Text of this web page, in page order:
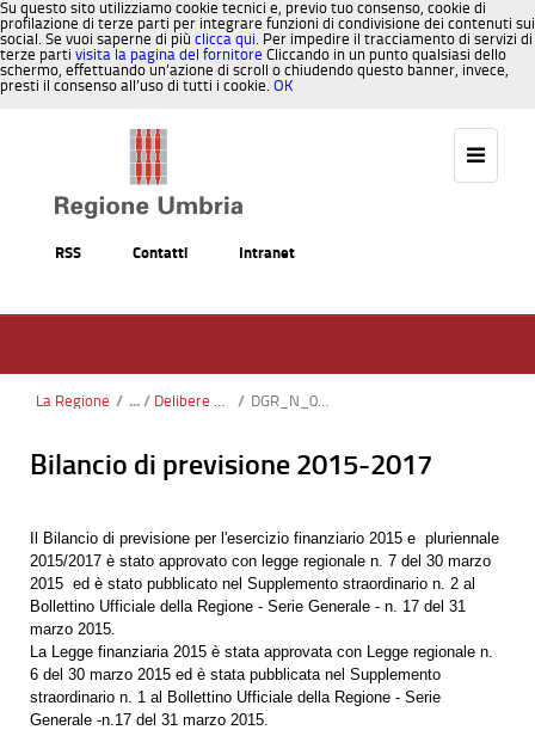
Su questo sito utilizziamo cookie tecnici e, previo tuo consenso, cookie di
profilazione di terze parti per integrare funzioni di condivisione dei contenuti sui
social. Se vuoi saperne di più clicca qui. Per impedire il tracciamento di servizi di
terze parti visita la pagina del fornitore Cliccando in un punto qualsiasi dello
schermo, effettuando un’azione di scroll o chiudendo questo banner, invece,
presti il consenso all’uso di tutti i cookie. OK
RSS Contatti Intranet
La Regione / Delibere di variazione / DGR_N_0981_31_08_2015.pdf
Bilancio di previsione 2015-2017
Il Bilancio di previsione per l'esercizio finanziario 2015 e pluriennale
2015/2017 è stato approvato con legge regionale n. 7 del 30 marzo
2015 ed è stato pubblicato nel Supplemento straordinario n. 2 al
Bollettino Ufficiale della Regione - Serie Generale - n. 17 del 31
marzo 2015.
La Legge finanziaria 2015 è stata approvata con Legge regionale n.
6 del 30 marzo 2015 ed è stata pubblicata nel Supplemento
straordinario n. 1 al Bollettino Ufficiale della Regione - Serie
Generale -n.17 del 31 marzo 2015.